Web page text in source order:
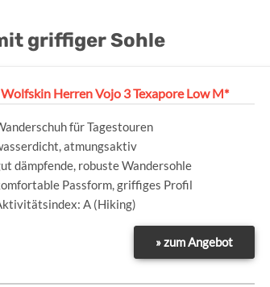
griffiger Sohle
Wolfskin Herren Vojo 3 Texapore Low M*
für Tagestouren
atmungsaktiv
dämpfende, robuste Wandersohle
Passform, griffiges Profil
A (Hiking)
» zum Angebot